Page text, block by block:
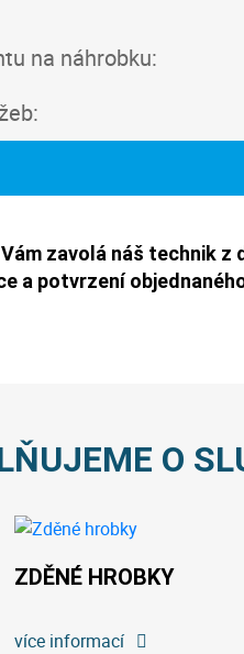
na náhrobku:
zavolá náš technik z
a potvrzení
O
ZDĚNÉ HROBKY
více informací